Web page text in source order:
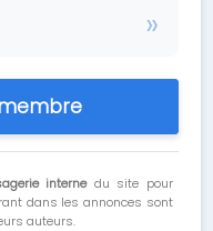
internedu site pour
dans les annonces sont
auteurs.